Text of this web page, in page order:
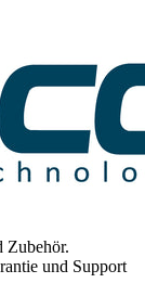
Zubehör.
und Support